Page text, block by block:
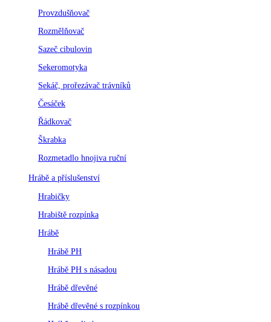
Provzdušňovač
Rozmělňovač
Sazeč cibulovin
Sekeromotyka
Sekáč, prořezávač trávníků
Česáček
Řádkovač
Škrabka
Rozmetadlo hnojiva ruční
Hrábě a příslušenství
Hrabičky
Hrabiště rozpínka
Hrábě
Hrábě PH
Hrábě PH s násadou
Hrábě dřevěné
Hrábě dřevěné s rozpínkou